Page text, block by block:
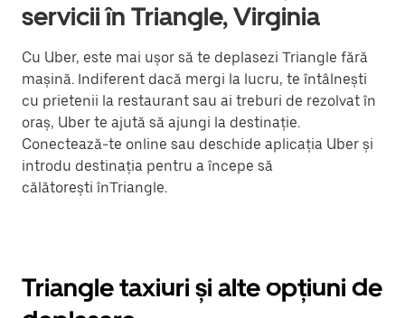
servicii în Triangle, Virginia
Cu Uber, este mai ușor să te deplasezi Triangle fără
mașină. Indiferent dacă mergi la lucru, te întâlnești
cu prietenii la restaurant sau ai treburi de rezolvat în
oraș, Uber te ajută să ajungi la destinație.
Conectează-te online sau deschide aplicația Uber și
introdu destinația pentru a începe să
călătorești înTriangle.
Triangle taxiuri și alte opțiuni de